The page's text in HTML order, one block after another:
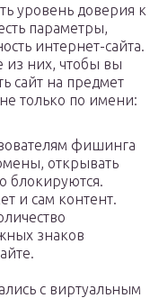
уровень доверия к
параметры,
интернет-сайта.
из них, чтобы вы
сайт на предмет
только по имени:
фишинга
открывать
блокируются.
и сам контент.
знаков
с виртуальным